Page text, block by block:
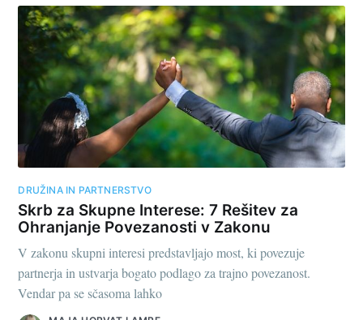
DRUŽINA IN PARTNERSTVO
Skrb za Skupne Interese: 7 Rešitev za
Ohranjanje Povezanosti v Zakonu
V zakonu skupni interesi predstavljajo most, ki povezuje
partnerja in ustvarja bogato podlago za trajno povezanost.
Vendar pa se sčasoma lahko